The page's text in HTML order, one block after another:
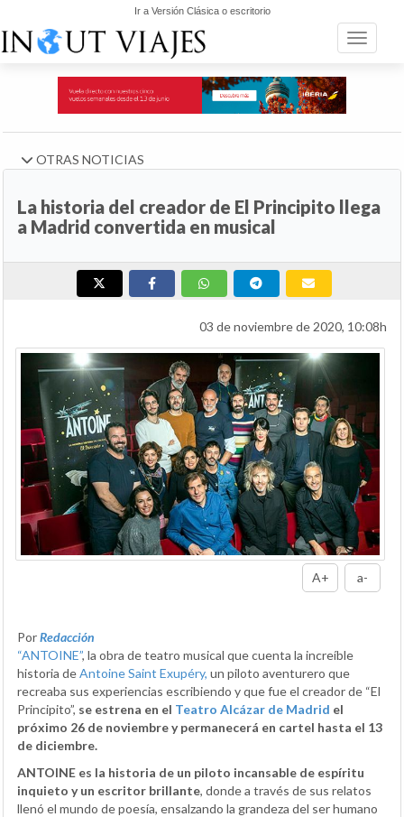
Ir a Versión Clásica o escritorio
Toggle
OTRAS NOTICIAS
La historia del creador de El Principito llega
a Madrid convertida en musical
03 de noviembre de 2020, 10:08h
A+ a-
PorRedacción
“ANTOINE”, la obra de teatro musical que cuenta la increíble
historia deAntoine Saint Exupéry, un piloto aventurero que
recreaba sus experiencias escribiendo y que fue el creador de “El
Principito”, se estrena en el Teatro Alcázar de Madrid el
próximo 26 de noviembre y permanecerá en cartel hasta el 13
de diciembre.
ANTOINE es la historia de un piloto incansable de espíritu
inquieto y un escritor brillante, donde a través de sus relatos
llenó el mundo de poesía, ensalzando la grandeza del ser humano